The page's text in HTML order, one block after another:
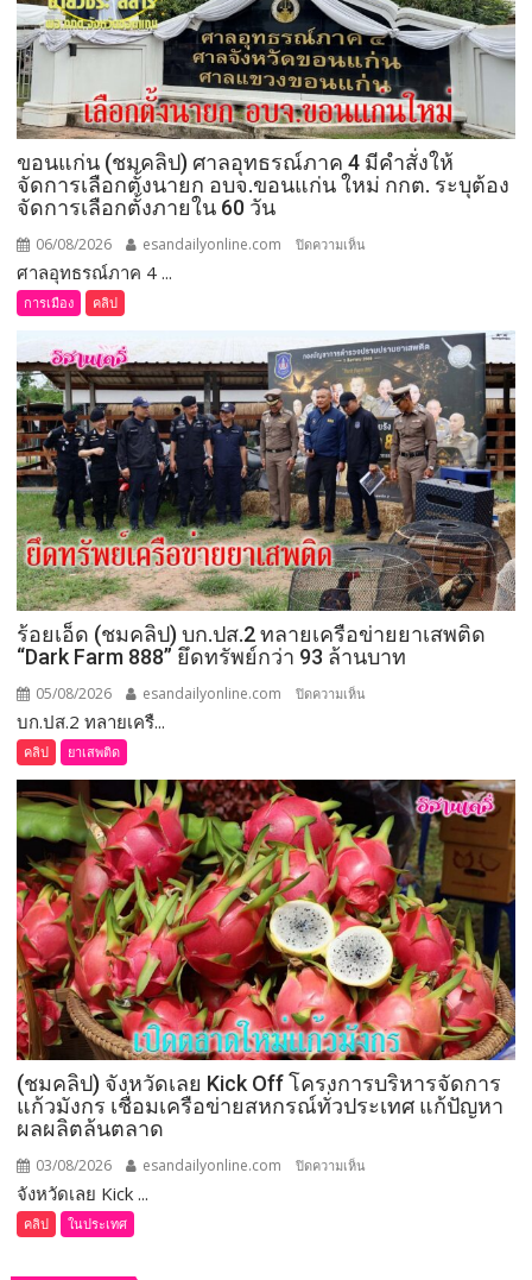
ขอนแก่น (ชมคลิป) ศาลอุทธรณ์ภาค 4 มีคำสั่งให้
จัดการเลือกตั้งนายก อบจ.ขอนแก่น ใหม่ กกต. ระบุต้อง
จัดการเลือกตั้งภายใน 60 วัน
06/08/2026 esandailyonline.com ปิดความเห็น
ศาล
อุทธรณ์
ภาค 4 มี
คำ
สั่ง
ให้
จัดการ
เลือก
ตั้ง
นายก
อบจ.ขอนแก่น
ใหม่
กกต.
ตั้ง
ภายใน 60 วัน
ศาลอุทธรณ์ภาค 4 ...
การเมือง คลิป
ร้อยเอ็ด (ชมคลิป) บก.ปส.2 ทลายเครือข่ายยาเสพติด
“Dark Farm 888” ยึดทรัพย์กว่า 93 ล้านบาท
05/08/2026 esandailyonline.com ปิดความเห็น
บก.ปส.2
ทลาย
เครือ
ข่าย
ยา
เสพ
ติด
“Dark
Farm
888”
ยึด
ทรัพย์
กว่า
บก.ปส.2 ทลายเครื...
คลิป ยาเสพติด
(ชมคลิป) จังหวัดเลย Kick Off โครงการบริหารจัดการ
แก้วมังกร เชื่อมเครือข่ายสหกรณ์ทั่วประเทศ แก้ปัญหา
ผลผลิตล้นตลาด
03/08/2026 esandailyonline.com ปิดความเห็น
จังหวัดเลย Kick ...
คลิป ในประเทศ